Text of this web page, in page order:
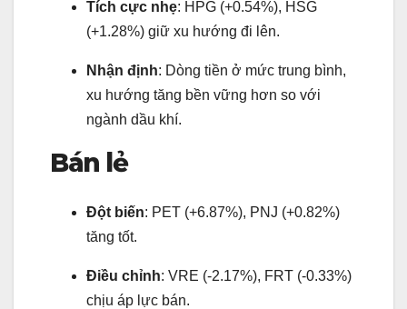
Tích cực nhẹ: HPG (+0.54%), HSG
(+1.28%) giữ xu hướng đi lên.
Nhận định: Dòng tiền ở mức trung bình,
xu hướng tăng bền vững hơn so với
ngành dầu khí.
Bán lẻ
Đột biến: PET (+6.87%), PNJ (+0.82%)
tăng tốt.
Điều chỉnh: VRE (-2.17%), FRT (-0.33%)
chịu áp lực bán.